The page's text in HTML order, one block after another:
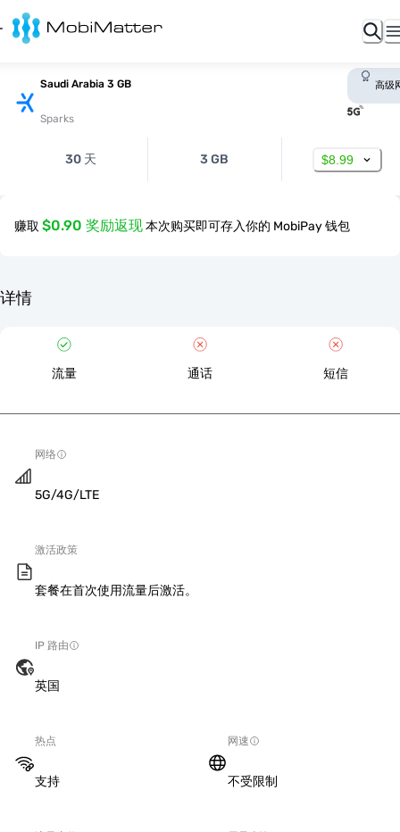
Saudi Arabia 3 GB
Sparks
高级
30 天 3 GB $8.99
赚取 $0.90 奖励返现本次购买即可存入你的 MobiPay 钱包
详情
流量 通话 短信
网络
5G/4G/LTE
激活政策
套餐在首次使用流量后激活。
IP 路由
英国
热点
支持
网速
不受限制